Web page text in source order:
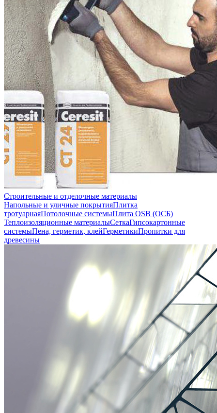
Строительные и отделочные материалы
Напольные и уличные покрытияПлитка
тротуарнаяПотолочные системыПлита OSB (ОСБ)
Теплоизоляционные материалыСеткаГипсокартонные
системыПена, герметик, клейГерметикиПропитки для
древесины